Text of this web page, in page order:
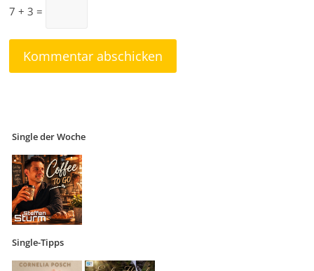
7 + 3 =
Single der Woche
Single-Tipps